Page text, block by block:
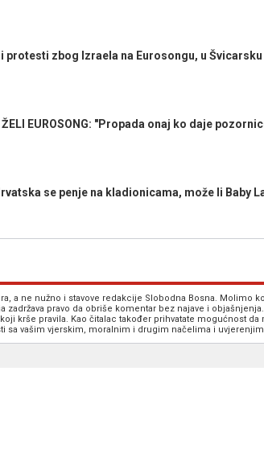
protesti zbog Izraela na Eurosongu, u
ŽELI EUROSONG: "Propada onaj ko daje
Hrvatska se penje na kladionicama, može li Baby
a ne nužno i stavove redakcije Slobodna Bosna. Molimo
zadržava pravo da obriše komentar bez najave i
krše pravila. Kao čitalac također prihvatate mogućnost
sa vašim vjerskim, moralnim i drugim načelima i